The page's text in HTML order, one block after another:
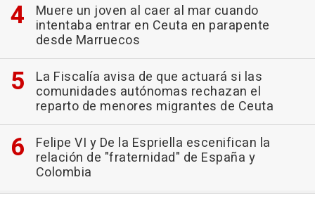
Muere un joven al caer al mar cuando
intentaba entrar en Ceuta en parapente
desde Marruecos
La Fiscalía avisa de que actuará si las
comunidades autónomas rechazan el
reparto de menores migrantes de Ceuta
Felipe VI y De la Espriella escenifican la
relación de "fraternidad" de España y
Colombia